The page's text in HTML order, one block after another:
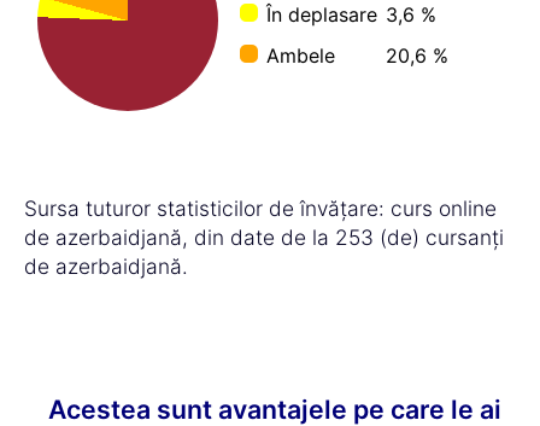
În deplasare 3,6 %
Ambele
20,6 %
Sursa tuturor statisticilor de învățare: curs online
de azerbaidjană, din date de la 253 (de) cursanți
de azerbaidjană.
Acestea sunt avantajele pe care le ai